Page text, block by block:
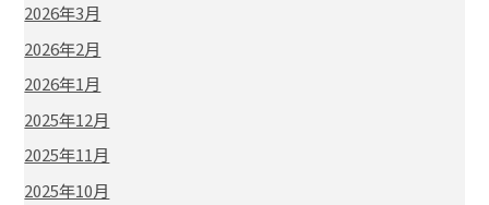
2026年3月
2026年2月
2026年1月
2025年12月
2025年11月
2025年10月